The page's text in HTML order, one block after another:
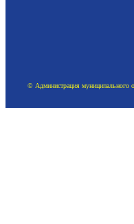
© Администрация муниципального